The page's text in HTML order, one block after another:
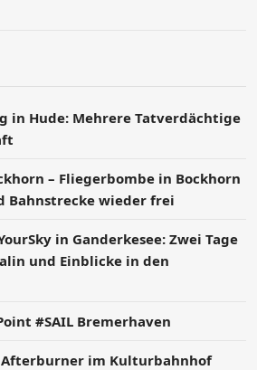
in Hude: Mehrere Tatverdächtige
– Fliegerbombe in Bockhorn
Bahnstrecke wieder frei
in Ganderkesee: Zwei Tage
und Einblicke in den
#SAIL Bremerhaven
Afterburner im Kulturbahnhof